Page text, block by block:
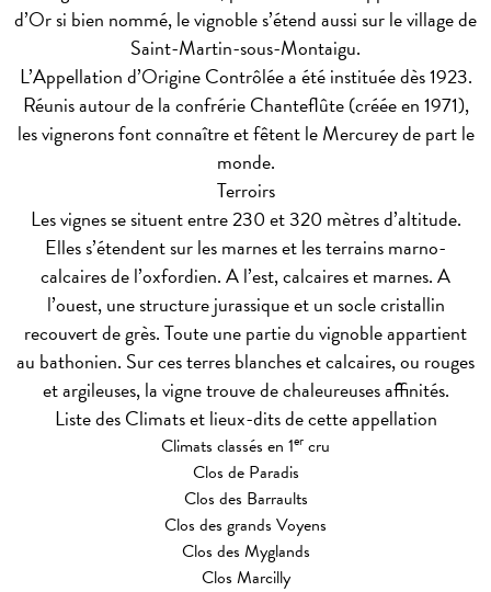
d’Or si bien nommé, le vignoble s’étend aussi sur le village de
Saint-Martin-sous-Montaigu.
L’Appellation d’Origine Contrôlée a été instituée dès 1923.
Réunis autour de la confrérie Chanteflûte (créée en 1971),
les vignerons font connaître et fêtent le Mercurey de part le
monde.
Terroirs
Les vignes se situent entre 230 et 320 mètres d’altitude.
Elles s’étendent sur les marnes et les terrains marno-
calcaires de l’oxfordien. A l’est, calcaires et marnes. A
l’ouest, une structure jurassique et un socle cristallin
recouvert de grès. Toute une partie du vignoble appartient
au bathonien. Sur ces terres blanches et calcaires, ou rouges
et argileuses, la vigne trouve de chaleureuses affinités.
Liste des Climats et lieux-dits de cette appellation
Climats classés en 1er cru
Clos de Paradis
Clos des Barraults
Clos des grands Voyens
Clos des Myglands
Clos Marcilly